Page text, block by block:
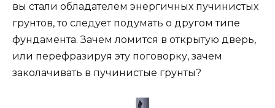
вы стали обладателем энергичных пучинистых
грунтов, то следует подумать о другом типе
фундамента. Зачем ломится в открытую дверь,
или перефразируя эту поговорку, зачем
заколачивать в пучинистые грунты?